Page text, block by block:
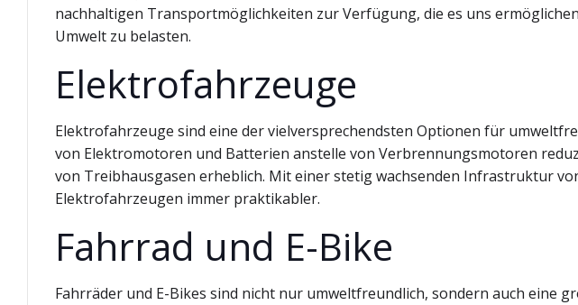
nachhaltigen Transportmöglichkeiten zur Verfügung, die es uns
Umwelt zu belasten.
Elektrofahrzeuge
Elektrofahrzeuge sind eine der vielversprechendsten Optionen für
von Elektromotoren und Batterien anstelle von Verbrennungsmotoren
von Treibhausgasen erheblich. Mit einer stetig wachsenden Infrastruktur
Elektrofahrzeugen immer praktikabler.
Fahrrad und E-Bike
Fahrräder und E-Bikes sind nicht nur umweltfreundlich, sondern auch eine